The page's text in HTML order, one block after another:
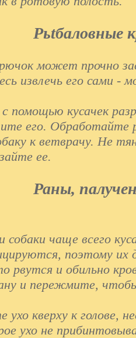
Рьtбаловные
может прочно
извлечь его сами -
помощью кусачек
его. Обработайте
к ветврачу. Не
ее.
Раны,
чаще всего
поэтому их
рвутся и обильно
и пережмите,
ухо кверху к голове,
ухо не